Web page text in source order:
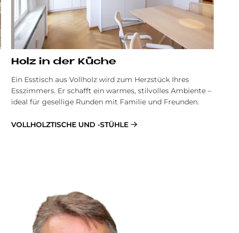
Holz in der Kü­che
Ein Esstisch aus Vollholz wird zum Herzstück Ihres
Esszimmers. Er schafft ein warmes, stilvolles Ambiente –
ideal für gesellige Runden mit Familie und Freunden.
VOLLHOLZTISCHE UND -STÜHLE